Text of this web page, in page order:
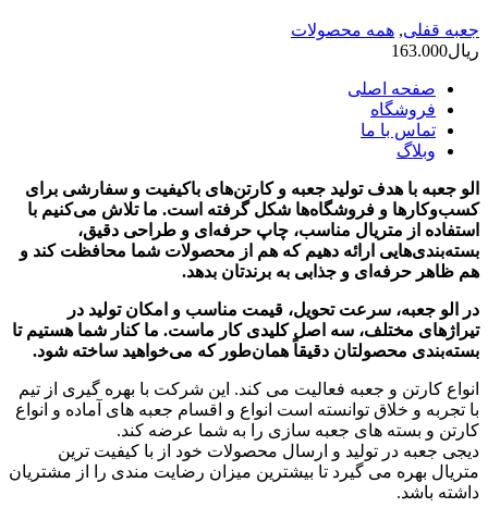
جعبه قفلی, همه محصولات
ریال163.000
صفحه اصلی
فروشگاه
تماس با ما
وبلاگ
الو جعبه با هدف تولید جعبه و کارتن‌های باکیفیت و سفارشی برای
کسب‌وکارها و فروشگاه‌ها شکل گرفته است. ما تلاش می‌کنیم با
استفاده از متریال مناسب، چاپ حرفه‌ای و طراحی دقیق،
بسته‌بندی‌هایی ارائه دهیم که هم از محصولات شما محافظت کند و
هم ظاهر حرفه‌ای و جذابی به برندتان بدهد.
در الو جعبه، سرعت تحویل، قیمت مناسب و امکان تولید در
تیراژهای مختلف، سه اصل کلیدی کار ماست. ما کنار شما هستیم تا
بسته‌بندی محصولتان دقیقاً همان‌طور که می‌خواهید ساخته شود.
انواع کارتن و جعبه فعالیت می کند. این شرکت با بهره گیری از تیم
با تجربه و خلاق توانسته است انواع و اقسام جعبه های آماده و انواع
کارتن و بسته های جعبه سازی را به شما عرضه کند.
دیجی جعبه در تولید و ارسال محصولات خود از با کیفیت ترین
متریال بهره می گیرد تا بیشترین میزان رضایت مندی را از مشتریان
داشته باشد.